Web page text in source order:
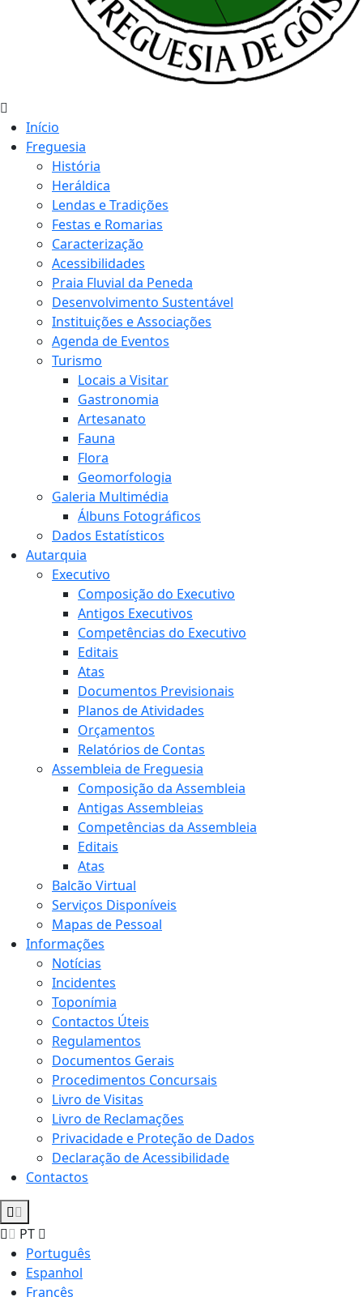
Início
Freguesia
História
Heráldica
Lendas e Tradições
Festas e Romarias
Caracterização
Acessibilidades
Praia Fluvial da Peneda
Desenvolvimento Sustentável
Instituições e Associações
Agenda de Eventos
Turismo
Locais a Visitar
Gastronomia
Artesanato
Fauna
Flora
Geomorfologia
Galeria Multimédia
Álbuns Fotográficos
Dados Estatísticos
Autarquia
Executivo
Composição do Executivo
Antigos Executivos
Competências do Executivo
Editais
Atas
Documentos Previsionais
Planos de Atividades
Orçamentos
Relatórios de Contas
Assembleia de Freguesia
Composição da Assembleia
Antigas Assembleias
Competências da Assembleia
Editais
Atas
Balcão Virtual
Serviços Disponíveis
Mapas de Pessoal
Informações
Notícias
Incidentes
Toponímia
Contactos Úteis
Regulamentos
Documentos Gerais
Procedimentos Concursais
Livro de Visitas
Livro de Reclamações
Privacidade e Proteção de Dados
Declaração de Acessibilidade
Contactos
PT
Português
Espanhol
Francês